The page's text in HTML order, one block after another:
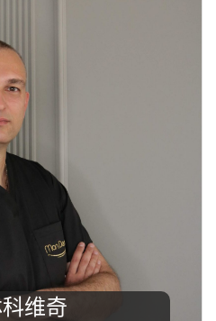
维奇
Milinković），牙科
于特雷比涅。他在加茨科
普切维奇”（Pero
业，之后进入福查